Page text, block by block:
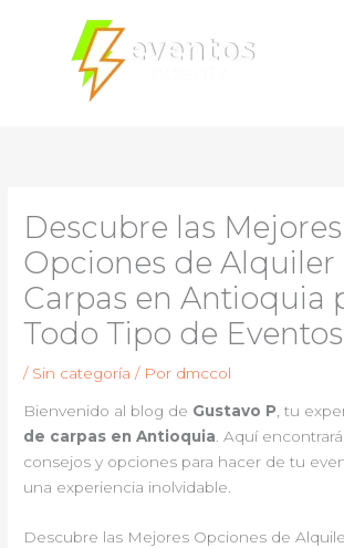
contenido
Descubre las Mejores
Opciones de Alquiler
Carpas en Antioquia
Todo Tipo de Eventos
/ Sin categoría / Por dmccol
Bienvenido al blog de Gustavo P, tu
de carpas en Antioquia. Aquí
consejos y opciones para hacer de tu
una experiencia inolvidable.
Descubre las Mejores Opciones de